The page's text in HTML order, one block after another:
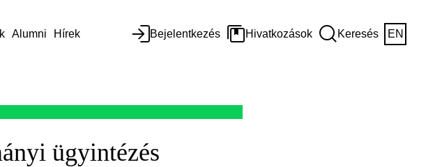
Alumni Hírek Bejelentkezés Hivatkozások Keresés EN
ügyintézés